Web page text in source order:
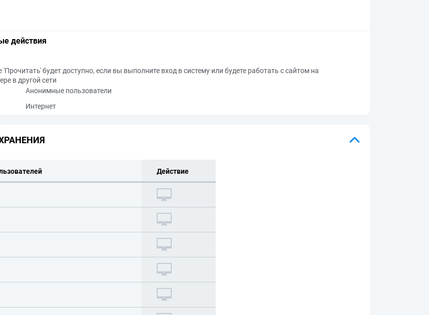
действия
'Прочитать' будет доступно, если вы выполните вход в систему или будете работать с сайтом на
в другой сети
Анонимные пользователи
Интернет
Действие